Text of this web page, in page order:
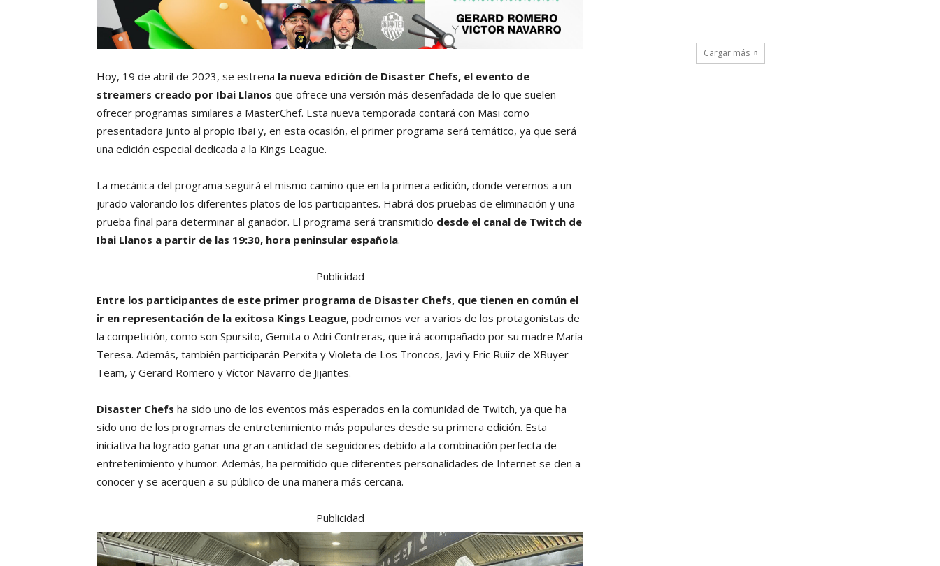
Hoy, 19 de abril de 2023, se estrena la nueva edición de Disaster Chefs, el evento de
streamers creado por Ibai Llanos que ofrece una versión más desenfadada de lo que suelen
ofrecer programas similares a MasterChef. Esta nueva temporada contará con Masi como
presentadora junto al propio Ibai y, en esta ocasión, el primer programa será temático, ya que será
una edición especial dedicada a la Kings League.
La mecánica del programa seguirá el mismo camino que en la primera edición, donde veremos a un
jurado valorando los diferentes platos de los participantes. Habrá dos pruebas de eliminación y una
prueba final para determinar al ganador. El programa será transmitido desde el canal de Twitch de
Ibai Llanos a partir de las 19:30, hora peninsular española.
Publicidad
Entre los participantes de este primer programa de Disaster Chefs, que tienen en común el
ir en representación de la exitosa Kings League, podremos ver a varios de los protagonistas de
la competición, como son Spursito, Gemita o Adri Contreras, que irá acompañado por su madre María
Teresa. Además, también participarán Perxita y Violeta de Los Troncos, Javi y Eric Ruiíz de XBuyer
Team, y Gerard Romero y Víctor Navarro de Jijantes.
Disaster Chefs ha sido uno de los eventos más esperados en la comunidad de Twitch, ya que ha
sido uno de los programas de entretenimiento más populares desde su primera edición. Esta
iniciativa ha logrado ganar una gran cantidad de seguidores debido a la combinación perfecta de
entretenimiento y humor. Además, ha permitido que diferentes personalidades de Internet se den a
conocer y se acerquen a su público de una manera más cercana.
Publicidad
Cargar más